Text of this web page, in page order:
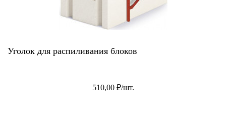
Уголок для распиливания блоков
510,00 ₽/шт.